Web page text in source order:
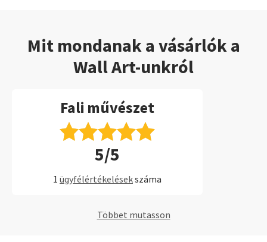
Mit mondanak a vásárlók a
Wall Art-unkról
Fali művészet
5/5
1 ügyfélértékelésekszáma
Többet mutasson